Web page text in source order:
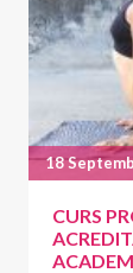
18
CURS